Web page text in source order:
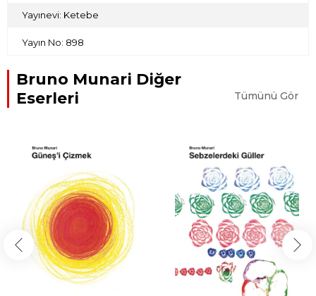
Yayınevi: Ketebe
Yayın No: 898
Bruno Munari Diğer
Eserleri
Tümünü Gör